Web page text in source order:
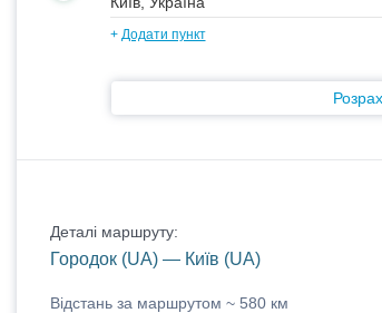
+ Додати пункт
Деталі маршруту:
Городок (UA) — Київ (UA)
Відстань за маршрутом ~ 580 км